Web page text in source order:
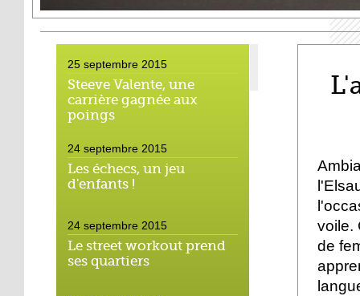
25 septembre 2015
Steeve Valente, une
carrière gagnée aux
poings
24 septembre 2015
Les échecs, un jeu
d'enfants !
24 septembre 2015
Le street workout prend
ses quartiers
voile.
de